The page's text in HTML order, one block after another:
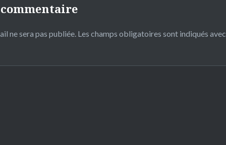
ne sera pas publiée. Les champs obligatoires sont indiqués avec